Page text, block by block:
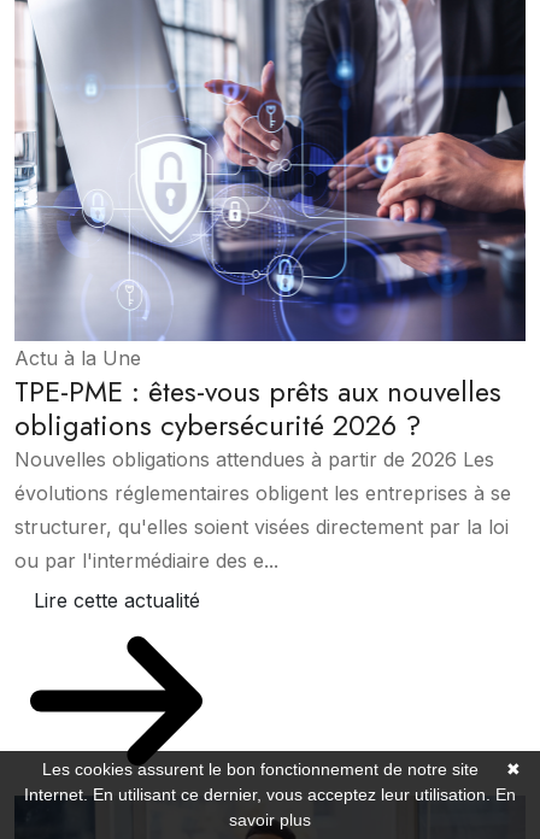
Actu à la Une
TPE-PME : êtes-vous prêts aux nouvelles
obligations cybersécurité 2026 ?
Nouvelles obligations attendues à partir de 2026 Les
évolutions réglementaires obligent les entreprises à se
structurer, qu'elles soient visées directement par la loi
ou par l'intermédiaire des e...
Lire cette actualité
✖
Les cookies assurent le bon fonctionnement de notre site
Internet. En utilisant ce dernier, vous acceptez leur utilisation. En
savoir plus